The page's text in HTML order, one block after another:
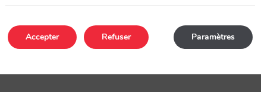
Accepter Paramètres
Refuser